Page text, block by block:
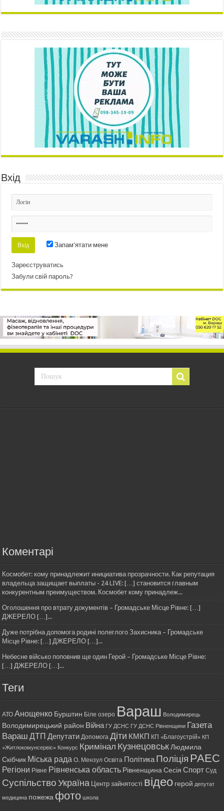
Вхід
Запам'ятати мене
Зареєструватись
Забули свій пароль?
Коментарі
Космобет: кому принадлежит инициатива прозрачности. Как репутация
владельца защищает выплаты - 24 LIVE: […] становится главным
конкурентным преимуществом. Космобет кому принадлеж...
Оголошення про втрату документів – Громадське Місце Рівне: […]
ДЖЕРЕЛО […]...
Дуже потрібна допомога родині полеглого Захисника – Громадське
Місце Рівне: […] ДЖЕРЕЛО […]...
Небесне військо поповнив ще один Герой – Громадське Місце Рівне:
[…] ДЖЕРЕЛО […]...
Теги
АТО Анощенко Бурштин Біле озеро Вараш Володимирець
Володимирецький район Війна ГУ ДСНС ГУ ДСНС Рівненщини Газета
Вараш ДТП Депутати Допомога Діти КМКП КП «Благоустрій» КП
«Житлокомунсервіс» Конкурс Кримінал Кузнецовськ Людмила
Скібчик Міська рада О. Мензул Освіта ПолітикаПоліція РАЕС
Регіони Рівне Рівненська область Рівненщина Сесія Спорт Суд
Суспільство Україна Центр зайнятості відео герой депутат
медицина пожежа фото школа